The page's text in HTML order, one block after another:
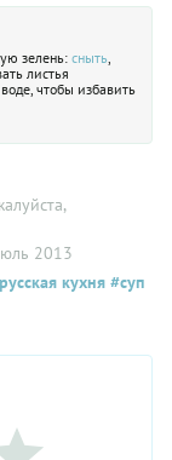
зелень: сныть
листья
чтобы избавить
2013
кухня #суп